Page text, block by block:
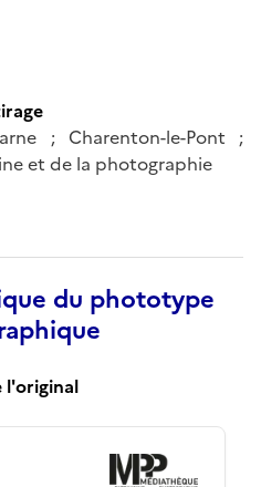
; Charenton-le-Pont ;
et de la photographie
du phototype
l'original